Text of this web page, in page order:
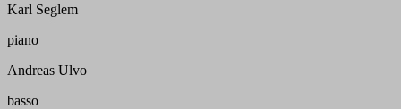
Karl Seglem
piano
Andreas Ulvo
basso